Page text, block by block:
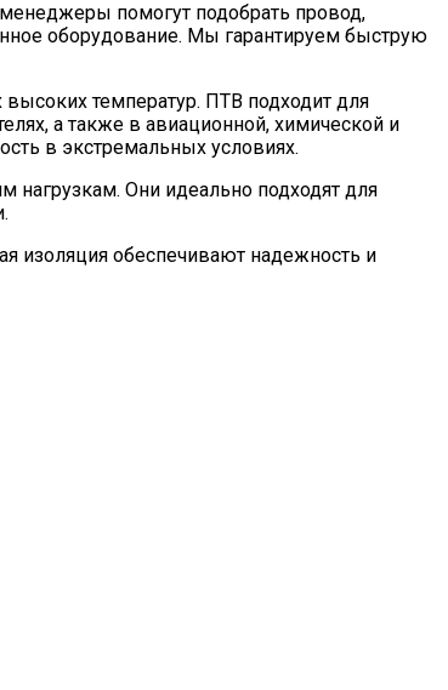
помогут подобрать провод,
оборудование. Мы гарантируем быструю
температур. ПТВ подходит для
а также в авиационной, химической и
в экстремальных условиях.
нагрузкам. Они идеально подходят для
изоляция обеспечивают надежность и